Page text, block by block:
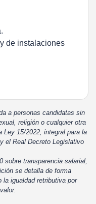
de instalaciones
a personas candidatas sin
religión o cualquier otra
Ley 15/2022, integral para la
el Real Decreto Legislativo
sobre transparencia salarial,
se detalla de forma
la igualdad retributiva por